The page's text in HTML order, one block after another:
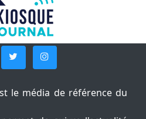
le média de référence du